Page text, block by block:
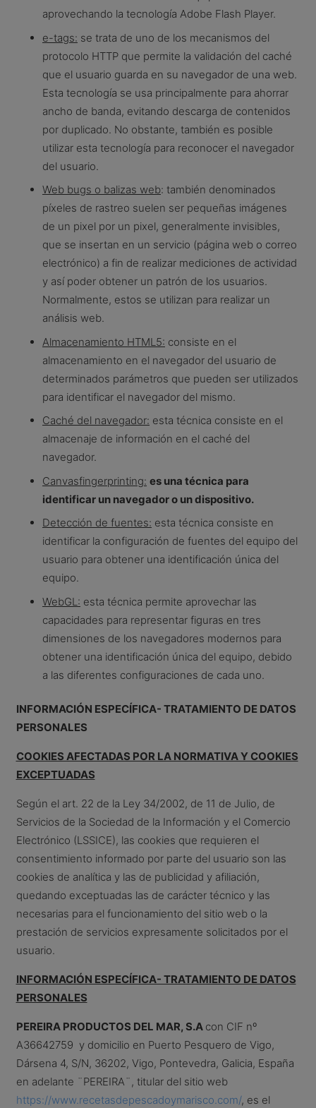
aprovechando la tecnología Adobe Flash Player.
e-tags: se trata de uno de los mecanismos del
protocolo HTTP que permite la validación del caché
que el usuario guarda en su navegador de una web.
Esta tecnología se usa principalmente para ahorrar
ancho de banda, evitando descarga de contenidos
por duplicado. No obstante, también es posible
utilizar esta tecnología para reconocer el navegador
del usuario.
Web bugs o balizas web: también denominados
píxeles de rastreo suelen ser pequeñas imágenes
de un pixel por un pixel, generalmente invisibles,
que se insertan en un servicio (página web o correo
electrónico) a fin de realizar mediciones de actividad
y así poder obtener un patrón de los usuarios.
Normalmente, estos se utilizan para realizar un
análisis web.
Almacenamiento HTML5: consiste en el
almacenamiento en el navegador del usuario de
determinados parámetros que pueden ser utilizados
para identificar el navegador del mismo.
Caché del navegador: esta técnica consiste en el
almacenaje de información en el caché del
navegador.
Canvasfingerprinting: es una técnica para
identificar un navegador o un dispositivo.
Detección de fuentes: esta técnica consiste en
identificar la configuración de fuentes del equipo del
usuario para obtener una identificación única del
equipo.
WebGL: esta técnica permite aprovechar las
capacidades para representar figuras en tres
dimensiones de los navegadores modernos para
obtener una identificación única del equipo, debido
a las diferentes configuraciones de cada uno.
INFORMACIÓN ESPECÍFICA- TRATAMIENTO DE DATOS
PERSONALES
COOKIES AFECTADAS POR LA NORMATIVA Y COOKIES
EXCEPTUADAS
Según el art. 22 de la Ley 34/2002, de 11 de Julio, de
Servicios de la Sociedad de la Información y el Comercio
Electrónico (LSSICE), las cookies que requieren el
consentimiento informado por parte del usuario son las
cookies de analítica y las de publicidad y afiliación,
quedando exceptuadas las de carácter técnico y las
necesarias para el funcionamiento del sitio web o la
prestación de servicios expresamente solicitados por el
usuario.
INFORMACIÓN ESPECÍFICA- TRATAMIENTO DE DATOS
PERSONALES
PEREIRA PRODUCTOS DEL MAR, S.A con CIF nº
A36642759 y domicilio en Puerto Pesquero de Vigo,
Dársena 4, S/N, 36202, Vigo, Pontevedra, Galicia, España
en adelante ¨PEREIRA¨, titular del sitio web
https://www.recetasdepescadoymarisco.com/, es el